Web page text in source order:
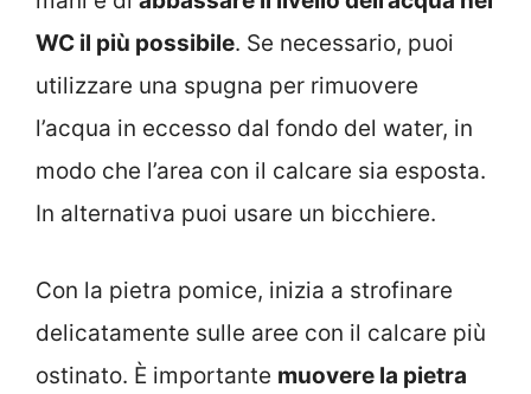
WC il più possibile. Se necessario, puoi
utilizzare una spugna per rimuovere
l’acqua in eccesso dal fondo del water, in
modo che l’area con il calcare sia esposta.
In alternativa puoi usare un bicchiere.
Con la pietra pomice, inizia a strofinare
delicatamente sulle aree con il calcare più
ostinato. È importante muovere la pietra